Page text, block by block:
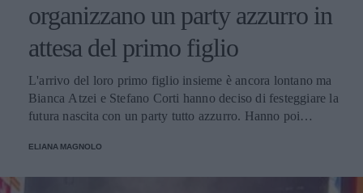
organizzano un party azzurro in
attesa del primo figlio
L'arrivo del loro primo figlio insieme è ancora lontano ma
Bianca Atzei e Stefano Corti hanno deciso di festeggiare la
futura nascita con un party tutto azzurro. Hanno poi
famiglia.
ELIANA MAGNOLO